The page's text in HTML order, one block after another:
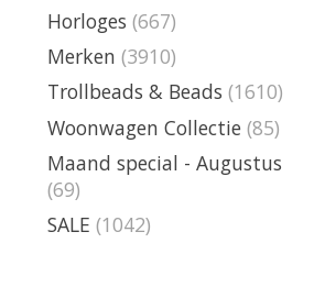
Horloges (667)
Merken (3910)
Trollbeads & Beads (1610)
Woonwagen Collectie (85)
Maand special - Augustus
(69)
SALE (1042)